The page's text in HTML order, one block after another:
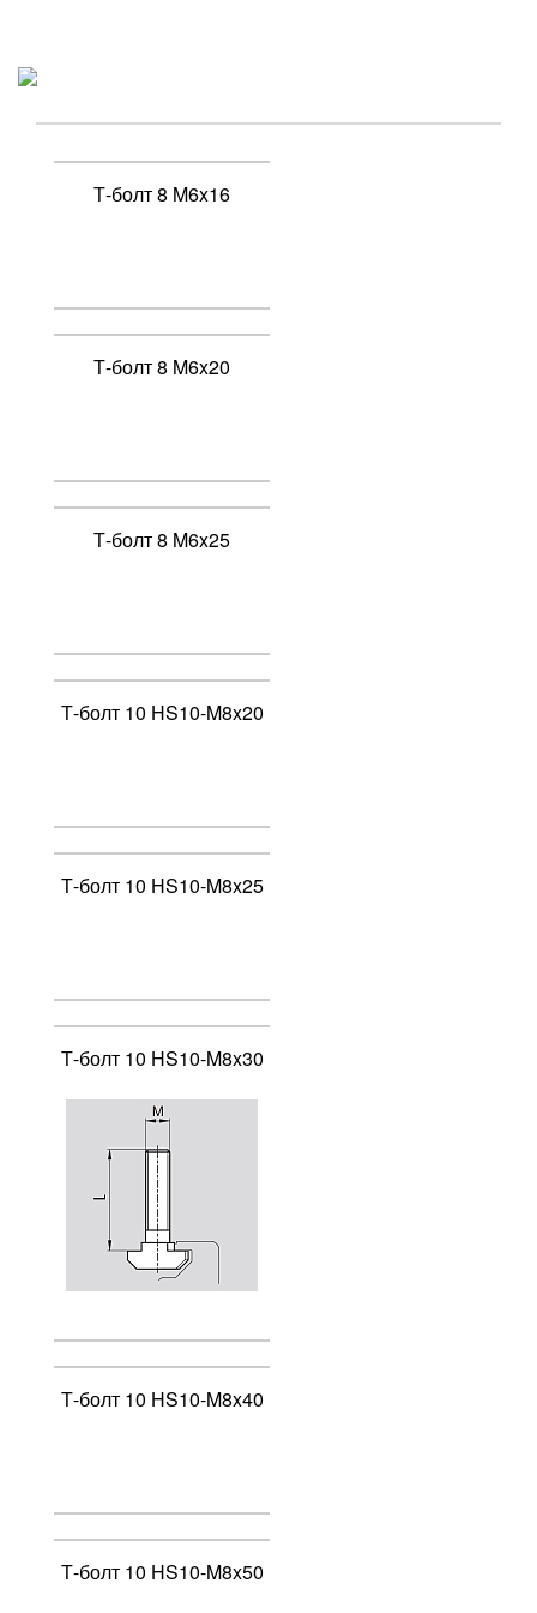
Т-болт 8 M6x16
Т-болт 8 M6x20
Т-болт 8 M6x25
Т-болт 10 HS10-M8x20
Т-болт 10 HS10-M8x25
Т-болт 10 HS10-M8x30
Т-болт 10 HS10-M8x40
Т-болт 10 HS10-M8x50